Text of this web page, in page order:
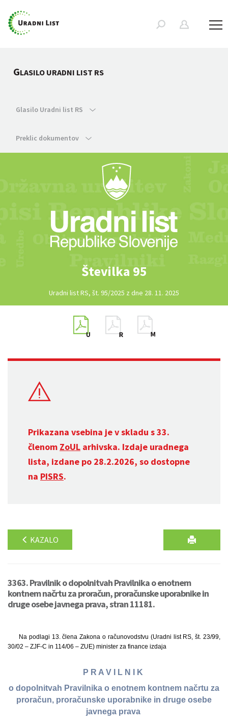
GLASILO URADNI LIST RS
Glasilo Uradni list RS
Preklic dokumentov
Številka 95
Uradni list RS, št. 95/2025 z dne 28. 11. 2025
Prikazana vsebina je v skladu s 33.
členom ZoUL arhivska. Izdaje uradnega
lista, izdane po 28.2.2026, so dostopne
na PISRS.
KAZALO
3363. Pravilnik o dopolnitvah Pravilnika o enotnem
kontnem načrtu za proračun, proračunske uporabnike in
druge osebe javnega prava, stran 11181.
Na podlagi 13. člena Zakona o računovodstvu (Uradni list RS, št. 23/99,
30/02 – ZJF-C in 114/06 – ZUE) minister za finance izdaja
P R A V I L N I K
o dopolnitvah Pravilnika o enotnem kontnem načrtu za
proračun, proračunske uporabnike in druge osebe
javnega prava